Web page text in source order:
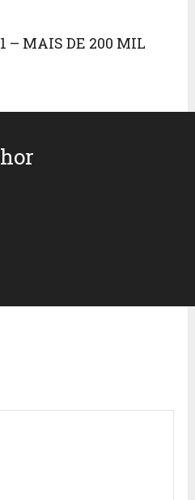
– MAIS DE 200 MIL